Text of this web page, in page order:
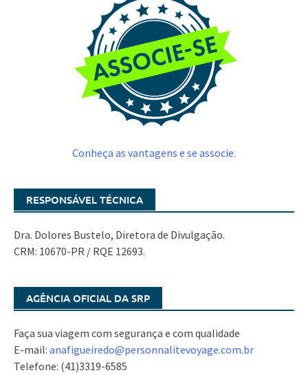
Conheça as vantagens e se associe.
RESPONSÁVEL TÉCNICA
Dra. Dolores Bustelo, Diretora de Divulgação.
CRM: 10670-PR / RQE 12693.
AGÊNCIA OFICIAL DA SRP
Faça sua viagem com segurança e com qualidade
E-mail: anafigueiredo@personnalitevoyage.com.br
Telefone: (41)3319-6585